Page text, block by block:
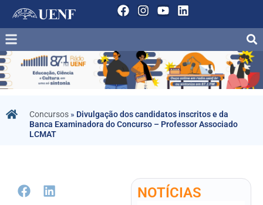
Concursos » Divulgação dos candidatos inscritos e da
Banca Examinadora do Concurso – Professor Associado
LCMAT
NOTÍCIAS